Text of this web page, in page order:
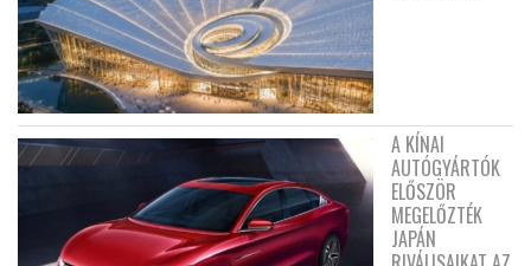
A KÍNAI
AUTÓGYÁRTÓK
ELŐSZÖR
MEGELŐZTÉK
JAPÁN